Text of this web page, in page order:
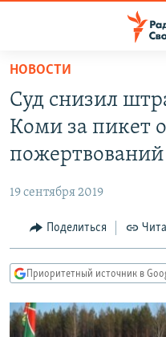
упрощенного
доступа
Вернуться
основному
Вернутся
Вернутся
поиску
ПОДКАСТЫ
МНЕНИЯ
КУЛЬТУРА
КАВКАЗ.РЕАЛИИ
СЕВЕР.РЕАЛИИ
НОВОСТИ
Суд снизил
Коми за пикет
пожертвований
19 сентября 2019
Поделиться
Приоритетный источник в